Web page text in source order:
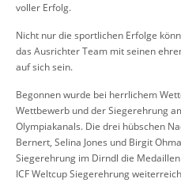
voller Erfolg.
Nicht nur die sportlichen Erfolge
das Ausrichter Team mit seinen
auf sich sein.
Begonnen wurde bei herrlichem
Wettbewerb und der Siegerehrung
Olympiakanals. Die drei hübschen
Bernert, Selina Jones und Birgit
Siegerehrung im Dirndl die
ICF Weltcup Siegerehrung